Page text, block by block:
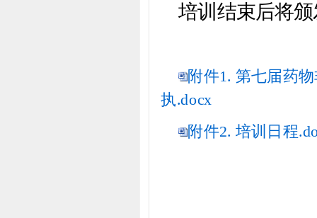
培训结束后将
附件1. 第七届药
执.docx
附件2. 培训日程